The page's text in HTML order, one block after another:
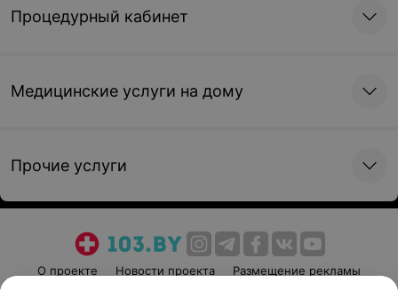
Процедурный кабинет
Медицинские услуги на дому
Прочие услуги
О проекте Новости проекта
Размещение рекламы